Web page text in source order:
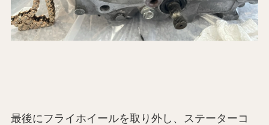
最後にフライホイールを取り外し、ステーターコ